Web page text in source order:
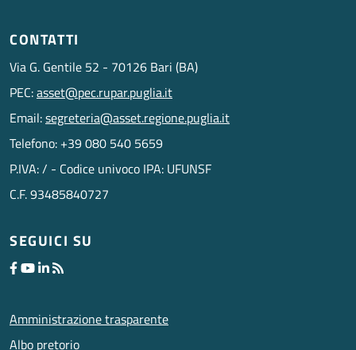
CONTATTI
Via G. Gentile 52 - 70126 Bari (BA)
PEC:asset@pec.rupar.puglia.it
Email:segreteria@asset.regione.puglia.it
Telefono: +39 080 540 5659
P.IVA: / - Codice univoco IPA: UFUNSF
C.F. 93485840727
SEGUICI SU
Amministrazione trasparente
Albo pretorio